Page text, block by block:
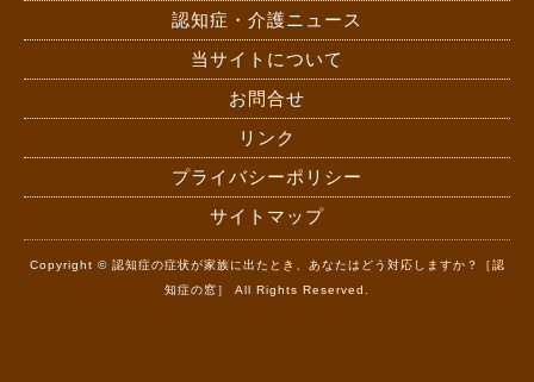
認知症・介護ニュース
当サイトについて
お問合せ
リンク
プライバシーポリシー
サイトマップ
Copyright © 認知症の症状が家族に出たとき、あなたはどう対応しますか？［認
知症の窓］ All Rights Reserved.